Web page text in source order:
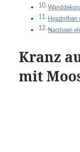
Hyazinthen
Narzissen
Kranz
mit